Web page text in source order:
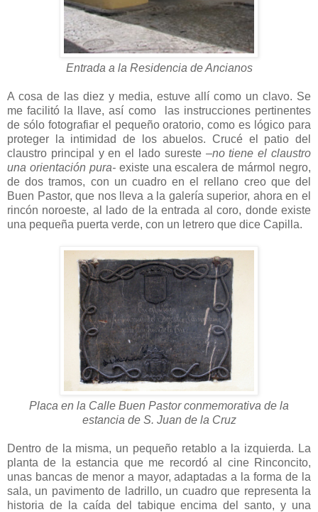
Entrada a la Residencia de Ancianos
A cosa de las diez y media, estuve allí como un clavo. Se
me facilitó la llave, así como las instrucciones pertinentes
de sólo fotografiar el pequeño oratorio, como es lógico para
proteger la intimidad de los abuelos. Crucé el patio del
claustro principal y en el lado sureste –no tiene el claustro
una orientación pura-existe una escalera de mármol negro,
de dos tramos, con un cuadro en el rellano creo que del
Buen Pastor, que nos lleva a la galería superior, ahora en el
rincón noroeste, al lado de la entrada al coro, donde existe
una pequeña puerta verde, con un letrero que dice Capilla.
Placa en la Calle Buen Pastor conmemorativa de la
estancia de S. Juan de la Cruz
Dentro de la misma, un pequeño retablo a la izquierda. La
planta de la estancia que me recordó al cine Rinconcito,
unas bancas de menor a mayor, adaptadas a la forma de la
sala, un pavimento de ladrillo, un cuadro que representa la
historia de la caída del tabique encima del santo, y una